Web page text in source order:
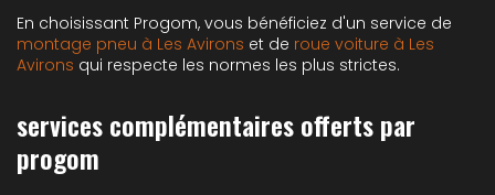
En choisissant Progom, vous bénéficiez d'un service de
montage pneu à Les Avirons et de roue voiture à Les
Avirons qui respecte les normes les plus strictes.
services complémentaires offerts par
progom